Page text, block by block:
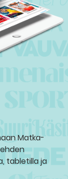
Matka-
tabletilla ja